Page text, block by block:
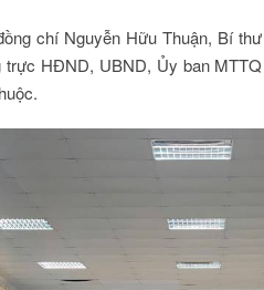
chí Nguyễn Hữu Thuận, Bí
HĐND, UBND, Ủy ban